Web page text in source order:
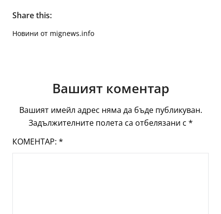
Share this:
Новини от mignews.info
Вашият коментар
Вашият имейл адрес няма да бъде публикуван.
Задължителните полета са отбелязани с *
КОМЕНТАР: *